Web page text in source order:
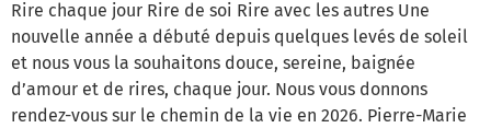
Rire chaque jour Rire de soi Rire avec les autres Une
nouvelle année a débuté depuis quelques levés de soleil
et nous vous la souhaitons douce, sereine, baignée
d’amour et de rires, chaque jour. Nous vous donnons
rendez-vous sur le chemin de la vie en 2026. Pierre-Marie